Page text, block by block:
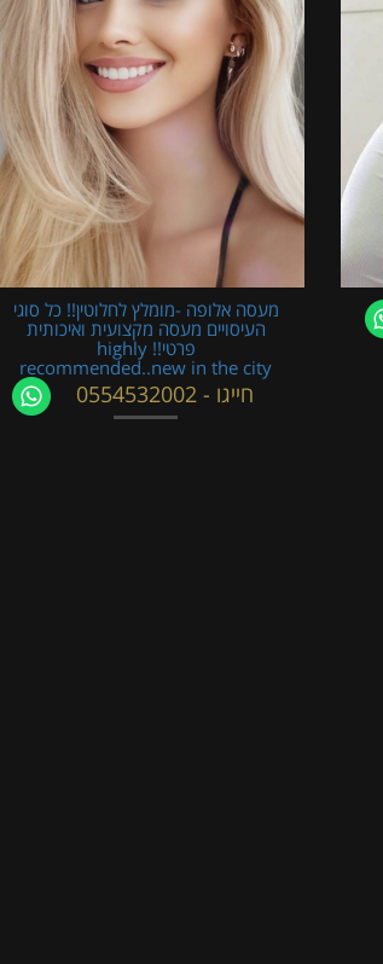
מעסה אלופה -מומלץ לחלוטין!! כל סוגי
העיסויים מעסה מקצועית ואיכותית
פרטי!! highly
recommended..new in the city
חייגו - 0554532002